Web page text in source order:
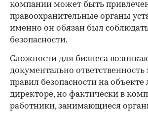
компании может быть
правоохранительные органы
именно он обязан был
безопасности.
Сложности для бизнеса
документально ответственность
правил безопасности на
директоре, но фактически в
работники, занимающиеся